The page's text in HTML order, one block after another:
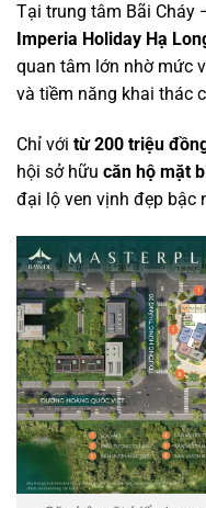
Tại trung tâm Bãi Cháy
Imperia Holiday Hạ
quan tâm lớn nhờ mức
và tiềm năng khai thác
Chỉ với từ 200 triệu
hội sở hữu căn hộ mặt
đại lộ ven vịnh đẹp bậc